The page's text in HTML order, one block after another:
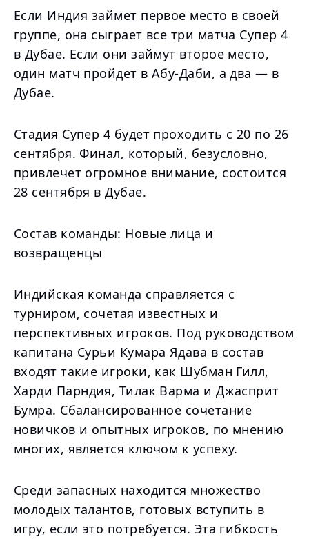
Если Индия займет первое место в своей
группе, она сыграет все три матча Супер 4
в Дубае. Если они займут второе место,
один матч пройдет в Абу-Даби, а два — в
Дубае.
Стадия Супер 4 будет проходить с 20 по 26
сентября. Финал, который, безусловно,
привлечет огромное внимание, состоится
28 сентября в Дубае.
Состав команды: Новые лица и
возвращенцы
Индийская команда справляется с
турниром, сочетая известных и
перспективных игроков. Под руководством
капитана Сурьи Кумара Ядава в состав
входят такие игроки, как Шубман Гилл,
Харди Парндия, Тилак Варма и Джасприт
Бумра. Сбалансированное сочетание
новичков и опытных игроков, по мнению
многих, является ключом к успеху.
Среди запасных находится множество
молодых талантов, готовых вступить в
игру, если это потребуется. Эта гибкость